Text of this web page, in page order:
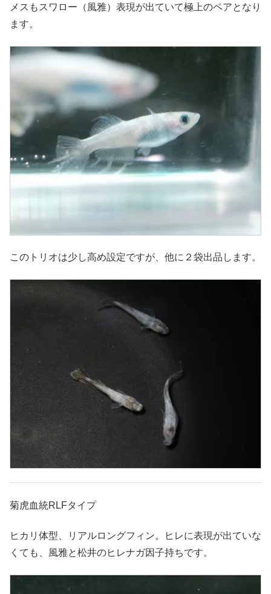
メスもスワロー（風雅）表現が出ていて極上のペアとなり
ます。
このトリオは少し高め設定ですが、他に２袋出品します。
菊虎血統RLFタイプ
ヒカリ体型、リアルロングフィン。ヒレに表現が出ていな
くても、風雅と松井のヒレナガ因子持ちです。